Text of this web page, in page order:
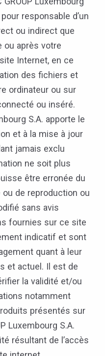
responsable d’un
ou indirect que
ou après votre
Internet, en ce
des fichiers et
ordinateur ou sur
ou inséré.
S.A. apporte le
et à la mise à jour
jamais exclu
ne soit plus
être erronée du
ou de reproduction ou
sans avis
fournies sur ce site
indicatif et sont
quant à leur
et actuel. Il est de
la validité et/ou
notamment
présentés sur
Luxembourg S.A.
résultant de l’accès